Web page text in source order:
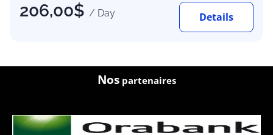
206,00$ / Day Details
Nospartenaires